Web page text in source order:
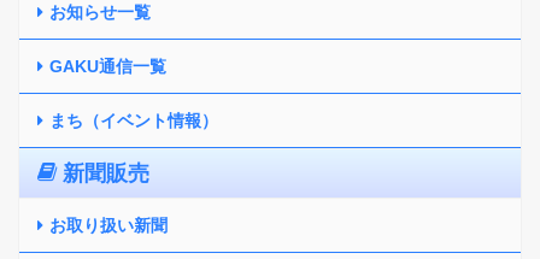
お知らせ一覧
GAKU通信一覧
まち（イベント情報）
新聞販売
お取り扱い新聞